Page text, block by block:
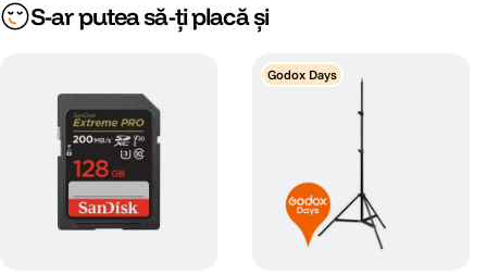
S-ar putea să-ți placă și
Godox Days